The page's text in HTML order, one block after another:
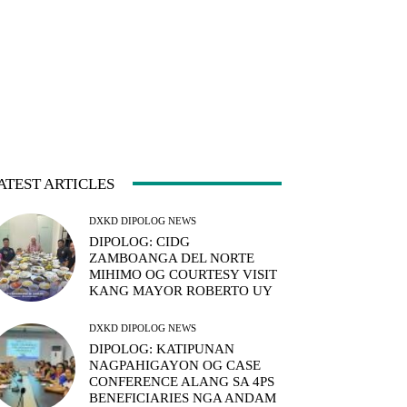
ARTICLES
DXKD DIPOLOG NEWS
DIPOLOG: CIDG
ZAMBOANGA DEL NORTE
MIHIMO OG COURTESY VISIT
KANG MAYOR ROBERTO UY
DXKD DIPOLOG NEWS
DIPOLOG: KATIPUNAN
NAGPAHIGAYON OG CASE
CONFERENCE ALANG SA 4PS
BENEFICIARIES NGA ANDAM